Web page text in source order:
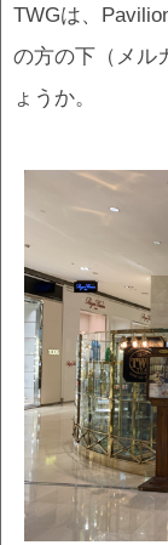
TWGは、
の方の下（メル
ょうか。